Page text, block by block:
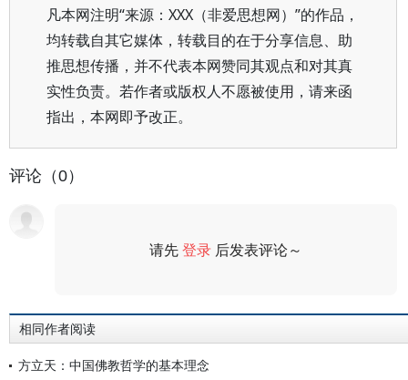
凡本网注明“来源：XXX（非爱思想网）”的作品，
均转载自其它媒体，转载目的在于分享信息、助
推思想传播，并不代表本网赞同其观点和对其真
实性负责。若作者或版权人不愿被使用，请来函
指出，本网即予改正。
评论（0）
请先登录 后发表评论～
相同作者阅读
方立天：中国佛教哲学的基本理念